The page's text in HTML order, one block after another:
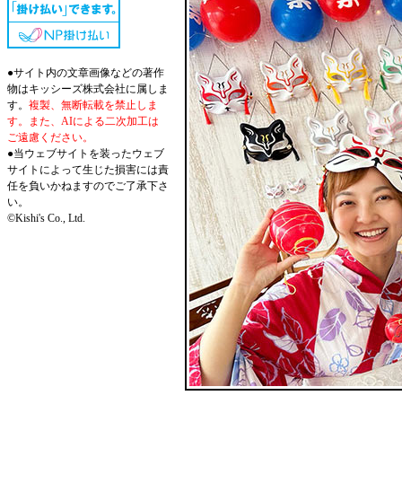
●サイト内の文章画像などの著作
物はキッシーズ株式会社に属しま
す。 複製、無断転載を禁止しま
す。また、AIによる二次加工は
ご遠慮ください。
●当ウェブサイトを装ったウェブ
サイトによって生じた損害には責
任を負いかねますのでご了承下さ
い。
©Kishi's Co., Ltd.